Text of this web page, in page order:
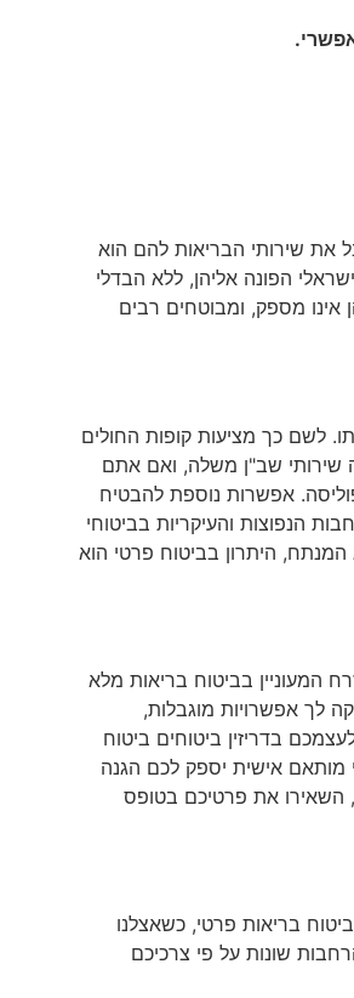
את שירותי הבריאות להם הוא
הפונה אליהן, ללא הבדלי
אינו מספק, ומבוטחים רבים
לשם כך מציעות קופות החולים
שירותי שב"ן משלה, ואם אתם
אפשרות נוספת להבטיח
הנפוצות והעיקריות בביטוחי
המנתח, היתרון בביטוח פרטי הוא
המעוניין בביטוח בריאות מלא
לך אפשרויות מוגבלות,
בדריזין ביטוחים ביטוח
מותאם אישית יספק לכם הגנה
השאירו את פרטיכם בטופס
בריאות פרטי, כשאצלנו
שונות על פי צרכיכם